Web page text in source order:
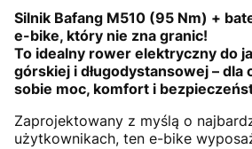
Silnik Bafang M510 (95 Nm) +
e-bike, który nie zna granic!
To idealny rower elektryczny do
górskiej i długodystansowej – dla
sobie moc, komfort i
Zaprojektowany z myślą o
użytkownikach, ten e-bike